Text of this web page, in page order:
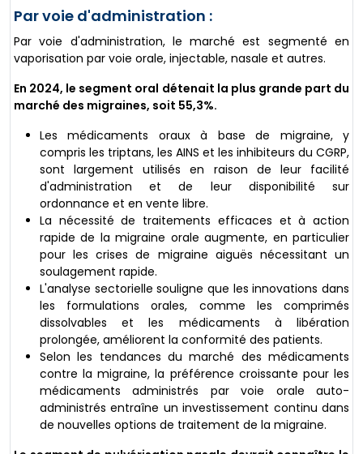
Par voie d'administration :
Par voie d'administration, le marché est segmenté en
vaporisation par voie orale, injectable, nasale et autres.
En 2024, le segment oral détenait la plus grande part du
marché des migraines, soit 55,3%.
Les médicaments oraux à base de migraine, y
compris les triptans, les AINS et les inhibiteurs du CGRP,
sont largement utilisés en raison de leur facilité
d'administration et de leur disponibilité sur
ordonnance et en vente libre.
La nécessité de traitements efficaces et à action
rapide de la migraine orale augmente, en particulier
pour les crises de migraine aiguës nécessitant un
soulagement rapide.
L'analyse sectorielle souligne que les innovations dans
les formulations orales, comme les comprimés
dissolvables et les médicaments à libération
prolongée, améliorent la conformité des patients.
Selon les tendances du marché des médicaments
contre la migraine, la préférence croissante pour les
médicaments administrés par voie orale auto-
administrés entraîne un investissement continu dans
de nouvelles options de traitement de la migraine.